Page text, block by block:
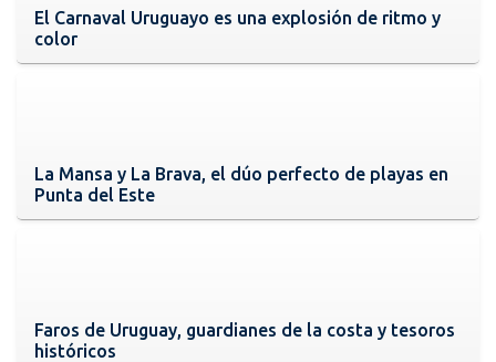
El Carnaval Uruguayo es una explosión de ritmo y
color
La Mansa y La Brava, el dúo perfecto de playas en
Punta del Este
Faros de Uruguay, guardianes de la costa y tesoros
históricos